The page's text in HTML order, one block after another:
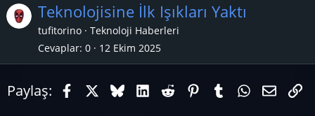
ı
Teknolojisine İlk Işıkları Yaktı
tufitorino
Teknoloji Haberleri
Cevaplar 0 12 Ekim 2025
Paylaş: FacebookX (Twitter)
BlueskyLinkedIn
RedditPinterestTumblrE-